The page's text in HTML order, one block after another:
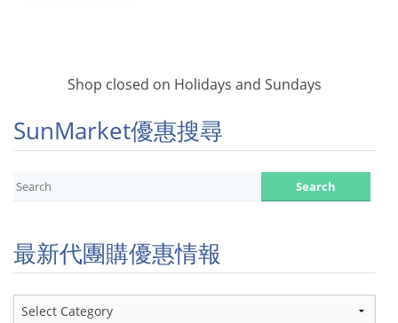
Shop closed on Holidays and Sundays
SunMarket優惠搜尋
最新代團購優惠情報
最
新